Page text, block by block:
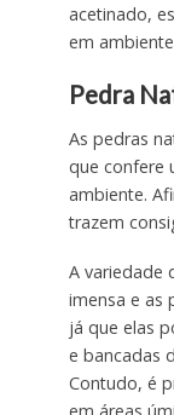
acetinado,
em
Pedra
As pedras
que confere
ambiente.
trazem
A variedade
imensa e as
já que elas
e bancadas
Contudo, é
em áreas